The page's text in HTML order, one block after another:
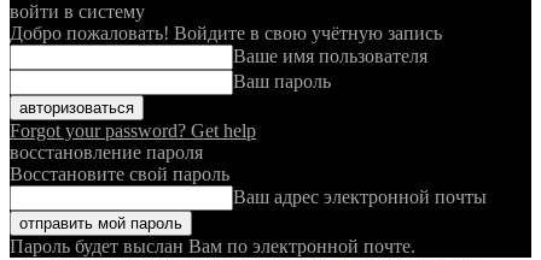
войти в систему
Добро пожаловать! Войдите в свою учётную запись
Ваше имя пользователя
Ваш пароль
Forgot your password? Get help
восстановление пароля
Восстановите свой пароль
Ваш адрес электронной почты
Пароль будет выслан Вам по электронной почте.